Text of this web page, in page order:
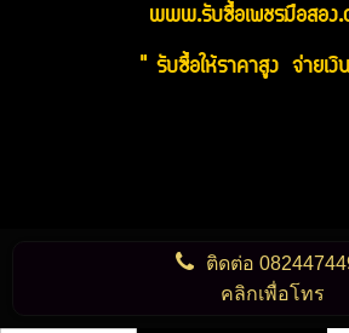
www.รับซื้อเพชรมือสอง
" รับซื้อให้ราคาสูง จ่ายเ
ติดต่อ
คลิกเพื่อโทร